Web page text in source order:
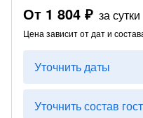
От 1 804 ₽ за сутки
Цена зависит от дат и
Уточнить даты
Уточнить состав